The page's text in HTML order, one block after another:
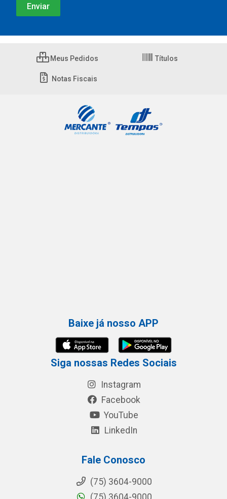
Meus Pedidos Títulos
Notas Fiscais
Baixe já nosso APP
Siga nossas Redes Sociais
Instagram
Facebook
YouTube
LinkedIn
Fale Conosco
(75) 3604-9000
(75) 3604-9000